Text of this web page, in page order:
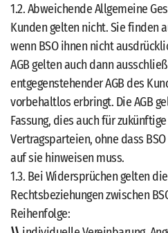
1.2. Abweichende Allgemeine
Kunden gelten nicht. Sie finden
wenn BSO ihnen nicht
AGB gelten auch dann
entgegenstehender AGB des
vorbehaltlos erbringt. Die AGB
Fassung, dies auch für
Vertragsparteien, ohne dass
auf sie hinweisen muss.
1.3. Bei Widersprüchen gelten
Rechtsbeziehungen zwischen
Reihenfolge: